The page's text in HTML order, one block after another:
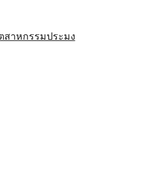
สาหกรรมประมง